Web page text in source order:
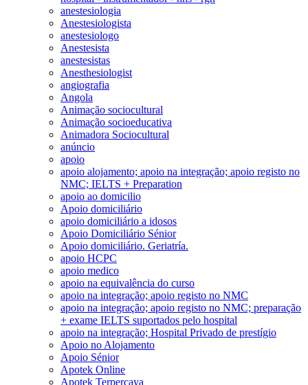
anestesiologia
Anestesiologista
anestesiologo
Anestesista
anestesistas
Anesthesiologist
angiografia
Angola
Animação sociocultural
Animação socioeducativa
Animadora Sociocultural
anúncio
apoio
apoio alojamento; apoio na integração; apoio registo no
NMC; IELTS + Preparation
apoio ao domicilio
Apoio domiciliário
apoio domiciliário a idosos
Apoio Domiciliário Sénior
Apoio domiciliário. Geriatría.
apoio HCPC
apoio medico
apoio na equivalência do curso
apoio na integração; apoio registo no NMC
apoio na integração; apoio registo no NMC; preparação
+ exame IELTS suportados pelo hospital
apoio na integração; Hospital Privado de prestígio
Apoio no Alojamento
Apoio Sénior
Apotek Online
Apotek Terpercaya